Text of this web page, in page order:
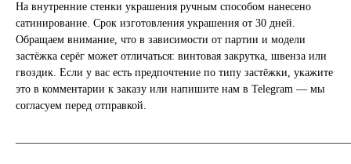
На внутренние стенки украшения ручным способом нанесено
сатинирование. Срок изготовления украшения от 30 дней.
Обращаем внимание, что в зависимости от партии и модели
застёжка серёг может отличаться: винтовая закрутка, швенза или
гвоздик. Если у вас есть предпочтение по типу застёжки, укажите
это в комментарии к заказу или напишите нам в Telegram — мы
согласуем перед отправкой.